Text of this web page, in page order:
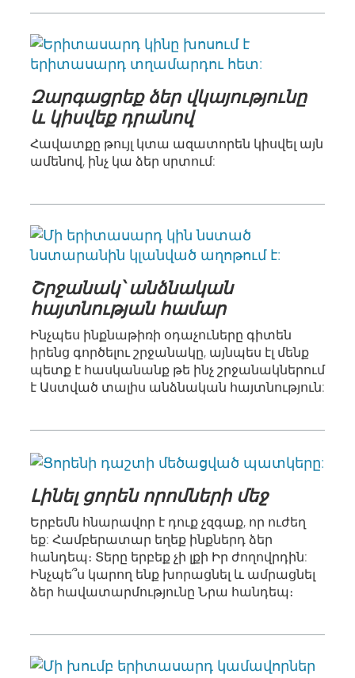
Զարգացրեք ձեր վկայությունը
և կիսվեք դրանով
Հավատքը թույլ կտա ազատորեն կիսվել այն
ամենով, ինչ կա ձեր սրտում:
Շրջանակ՝ անձնական
հայտնության համար
Ինչպես ինքնաթիռի օդաչուները գիտեն
իրենց գործելու շրջանակը, այնպես էլ մենք
պետք է հասկանանք թե ինչ շրջանակներում
է Աստված տալիս անձնական հայտնություն:
Լինել ցորեն որոմների մեջ
Երբեմն հնարավոր է դուք չզգաք, որ ուժեղ
եք: Համբերատար եղեք ինքներդ ձեր
հանդեպ։ Տերը երբեք չի լքի Իր ժողովրդին:
Ինչպե՞ս կարող ենք խորացնել և ամրացնել
ձեր հավատարմությունը Նրա հանդեպ։